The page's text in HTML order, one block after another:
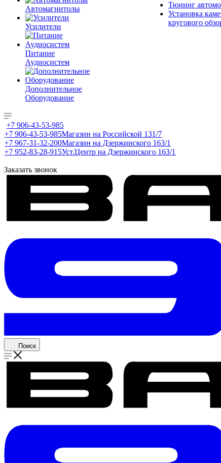
Автомагнитолы
Усилители
Питание
Аудиосистем
Дополнительное
Оборудование
Тюнинг
Установка
кругового
+7 906-43-53-985
+7 906-43-53-985Магазин на Российской 131/7
+7 967-31-32-200Магазин на Дзержинского 163/1
+7 952-83-28-915Уст.Центр на Дзержинского 163/1
Заказать звонок
Поиск